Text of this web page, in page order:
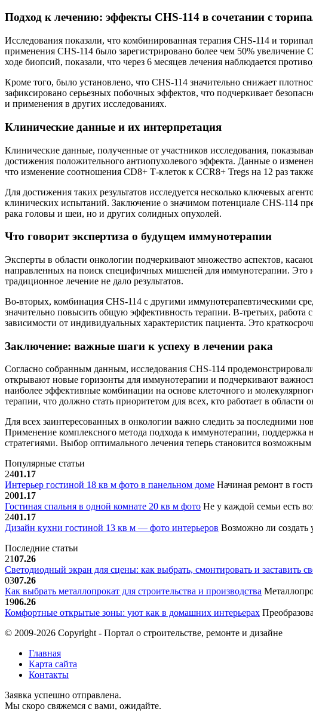
Подход к лечению: эффекты CHS-114 в сочетании с
Исследования показали, что комбинированная терапия CHS-114 и
применения CHS-114 было зарегистрировано более чем 50%
ходе биопсий, показали, что через 6 месяцев лечения наблюдается
Кроме того, было установлено, что CHS-114 значительно снижает
зафиксировано серьезных побочных эффектов, что подчеркивает
и применения в других исследованиях.
Клинические данные и их интерпретация
Клинические данные, полученные от участников исследования,
достижения положительного антиопухолевого эффекта. Данные о
что изменение соотношения CD8+ Т-клеток к CCR8+ Tregs на 12 раз
Для достижения таких результатов исследуется несколько ключевых
клинических испытаний. Заключение о значимом потенциале CHS-114
рака головы и шеи, но и других солидных опухолей.
Что говорит экспертиза о будущем иммунотерапии
Эксперты в области онкологии подчеркивают множество аспектов,
направленных на поиск специфичных мишеней для иммунотерапии. Это
традиционное лечение не дало результатов.
Во-вторых, комбинация CHS-114 с другими иммунотерапевтическими
значительно повысить общую эффективность терапии. В-третьих, работа
зависимости от индивидуальных характеристик пациента. Это
Заключение: важные шаги к успеху в лечении рака
Согласно собранным данным, исследования CHS-114
открывают новые горизонты для иммунотерапии и подчеркивают
наиболее эффективные комбинации на основе клеточного и
терапии, что должно стать приоритетом для всех, кто работает в области
Для всех заинтересованных в онкологии важно следить за последними
Применение комплексного метода подхода к иммунотерапии,
стратегиями. Выбор оптимального лечения теперь становится
Популярные статьи
2401.17
Интерьер гостиной 18 кв м фото в панельном доме Начиная ремонт в
2001.17
Гостиная спальня в одной комнате 20 кв м фото Не у каждой семьи есть
2401.17
Дизайн кухни гостиной 13 кв м — фото интерьеров Возможно ли
Последние статьи
2107.26
Светодиодный экран для сцены: как выбрать, смонтировать и заставить
0307.26
Как выбрать металлопрокат для строительства и производства
1906.26
Комфортные открытые зоны: уют как в домашних интерьерах
© 2009-2026 Copyright - Портал о строительстве, ремонте и дизайне
Главная
Карта сайта
Контакты
Заявка успешно отправлена.
Мы скоро свяжемся с вами, ожидайте.